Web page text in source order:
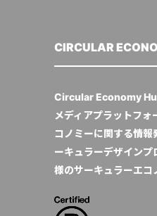
CIRCULAR
Circular Economy
メディアプラットフォ
コノミーに関する情
ーキュラーデザイン
様のサーキュラーエコ